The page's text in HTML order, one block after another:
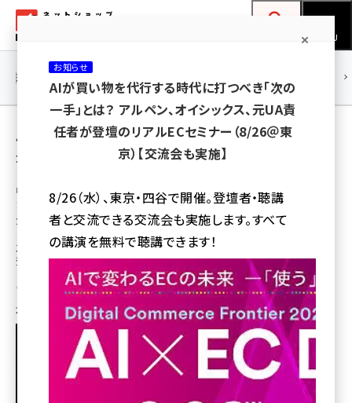
ン
ネットショップ担当者フォーラム
MENU
yahoo (1906)
楽天 (1874)
アスクル (1122)
base (1081)
ビィ・フォアード (776)
revico (744)
連載・特集 |
用語「コーセー」 が使われている記事の一覧
全 15 記事中 1 ～ 15 を表示中
中国アリババ「ニューリテール」宣言から間も
なく3年。ストライプ、資生堂など日本企業5社
が見た中国市場
ストライプインターナショナル、ライオン、UHA味覚糖、資生堂、コーセーらが
登壇。キーワードは「地方都市」と「LST（零售通）」
内山 美枝子
2019年7月16日 8:00
お知らせ
AIが買い物を代行する時代に打つべき「次の
一手」とは？ アルペン、オイシックス、元UA責
任者が登壇のリアルECセミナー（8/26＠東
京）【交流会も実施】
8/26（水）、東京・四谷で開催。登壇者・聴講
者と交流できる交流会も実施します。すべて
の講演を無料で聴講できます！